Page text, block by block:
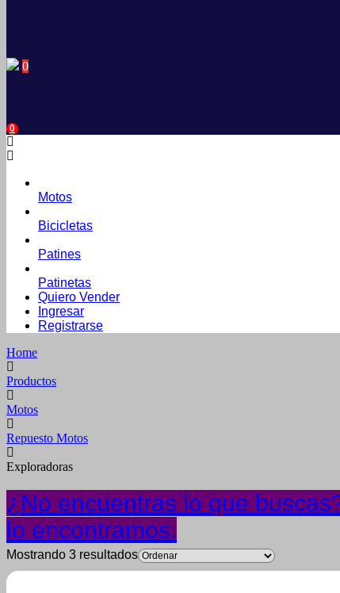
0
0
Motos
Bicicletas
Patines
Patinetas
Quiero Vender
Ingresar
Registrarse
Home
Productos
Motos
Repuesto Motos
Exploradoras
¿No encuentras lo que
lo encontramos.
Mostrando 3 resultados